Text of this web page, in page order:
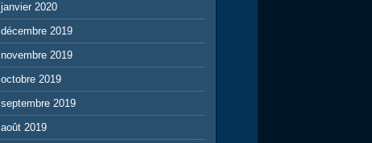
janvier 2020
décembre 2019
novembre 2019
octobre 2019
septembre 2019
août 2019